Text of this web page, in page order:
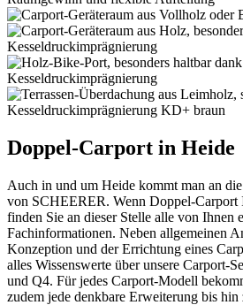
Doppel-Carport in Heide
Auch in und um Heide kommt man an
von SCHEERER. Wenn Doppel-Carport
finden Sie an dieser Stelle alle von Ihnen
Fachinformationen. Neben allgemeinen
Konzeption und der Errichtung eines
alles Wissenswerte über unsere Carport-
und Q4. Für jedes Carport-Modell
zudem jede denkbare Erweiterung bis hin